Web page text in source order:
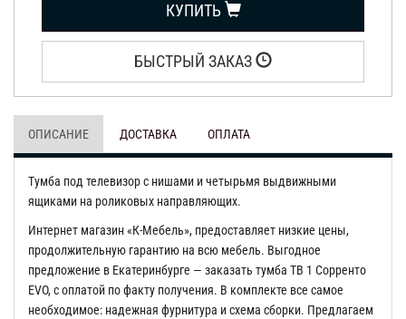
КУПИТЬ
БЫСТРЫЙ ЗАКАЗ
ОПИСАНИЕ ДОСТАВКА ОПЛАТА
Тумба под телевизор с нишами и четырьмя выдвижными
ящиками на роликовых направляющих.
Интернет магазин «К-Мебель», предоставляет низкие цены,
продолжительную гарантию на всю мебель. Выгодное
предложение в Екатеринбурге — заказать тумба ТВ 1 Сорренто
EVO, с оплатой по факту получения. В комплекте все самое
необходимое: надежная фурнитура и схема сборки. Предлагаем